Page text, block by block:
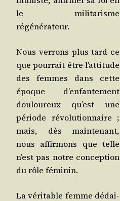
le mili­ta­risme
régénérateur.
Nous ver­rons plus tard ce
que pour­rait être l’at­ti­tude
des femmes dans cette
époque d’en­fan­te­ment
dou­lou­reux qu’est une
période révo­lu­tion­naire ;
mais, dès main­te­nant,
nous affir­mons que telle
n’est pas notre concep­tion
du rôle féminin.
La véri­table femme dédai­